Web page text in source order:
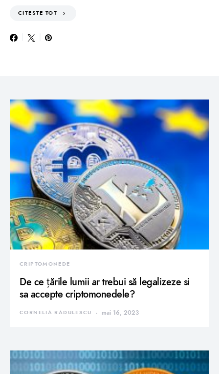
CITESTE TOT
CRIPTOMONEDE
De ce țările lumii ar trebui să legalizeze si
sa accepte criptomonedele?
CORNELIA RADULESCU mai 16, 2023